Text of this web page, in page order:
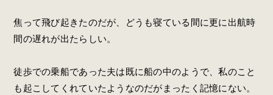
焦って飛び起きたのだが、どうも寝ている間に更に出航時
間の遅れが出たらしい。
徒歩での乗船であった夫は既に船の中のようで、私のこと
も起こしてくれていたようなのだがまったく記憶にない。